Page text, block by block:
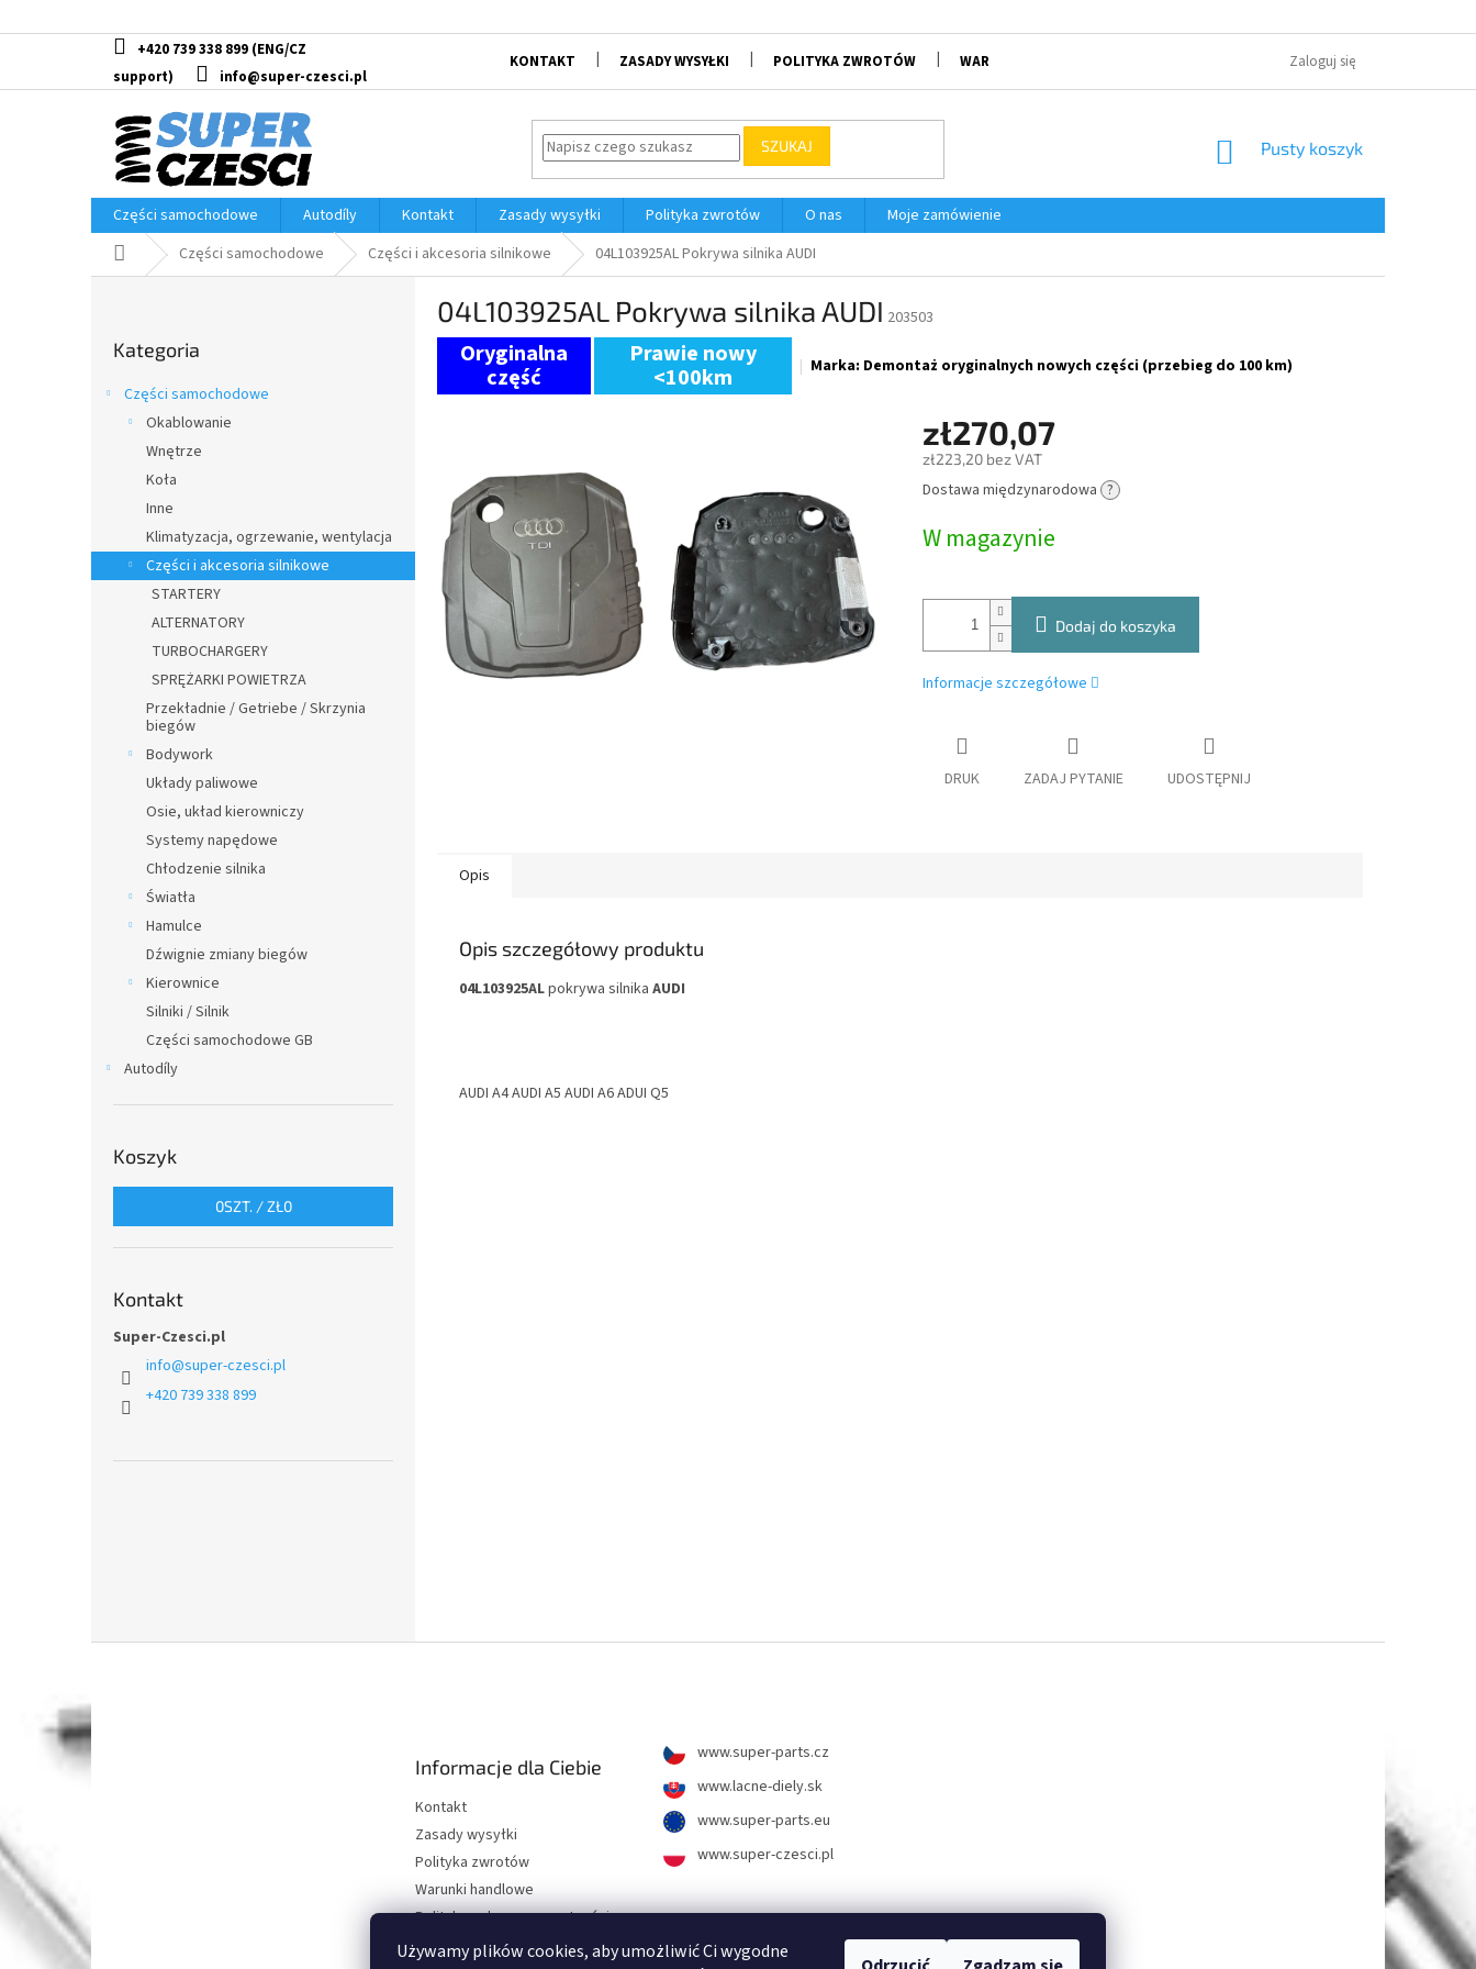
Używamy plików cookies, aby umożliwić Ci wygodne
do
+420 739 338 899
info@super-czesci.pl
KONTAKT ZASADY WYSYŁKI POLITYKA ZWROTÓW WARUNKI HANDLOWE POLITYKA OCHRONY PRYWATNOŚCI
Zaloguj się
SZUKAJ KOSZYK
Pusty koszyk
Części samochodowe Autodíly Kontakt Zasady wysyłki Polityka zwrotów O nas
Moje zamówienie
Home Części samochodowe Części i akcesoria silnikowe 04L103925AL Pokrywa silnika AUDI
kategorie
Kategoria
Części samochodowe
Okablowanie
Wnętrze
Koła
Inne
Klimatyzacja, ogrzewanie, wentylacja
Części i akcesoria silnikowe
STARTERY
ALTERNATORY
TURBOCHARGERY
SPRĘŻARKI POWIETRZA
Przekładnie / Getriebe / Skrzynia
biegów
Bodywork
Układy paliwowe
Osie, układ kierowniczy
Systemy napędowe
Chłodzenie silnika
Światła
Hamulce
Dźwignie zmiany biegów
Kierownice
Silniki / Silnik
Części samochodowe GB
Autodíly
Koszyk
0SZT. /ZŁ0
Kontakt
Super-Czesci.pl
info@super-czesci.pl
+420 739 338 899
04L103925AL Pokrywa silnika AUDI 203503
Prawie nowy
<100km Marka: Demontaż oryginalnych nowych części (przebieg do 100 km)
zł270,07
zł223,20 bez VAT
Cena
Dostawa międzynarodowa ?
W magazynie
Dodaj do koszyka
Informacje szczegółowe
DRUK ZADAJ PYTANIE UDOSTĘPNIJ
Opis
Opis szczegółowy produktu
04L103925ALpokrywa silnika AUDI
AUDI A4 AUDI A5 AUDI A6 ADUI Q5
Informacje dla Ciebie
Kontakt
Zasady wysyłki
Polityka zwrotów
Warunki handlowe
Polityka ochrony prywatności
O nas
www.super-parts.cz
www.lacne-diely.sk
www.super-parts.eu
www.super-czesci.pl